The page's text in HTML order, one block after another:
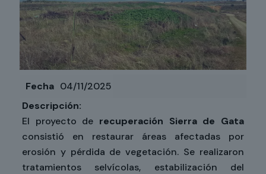
Fecha 04/11/2025
Descripción:
El proyecto de recuperación Sierra de Gata
consistió en restaurar áreas afectadas por
erosión y pérdida de vegetación. Se realizaron
tratamientos selvícolas, estabilización del